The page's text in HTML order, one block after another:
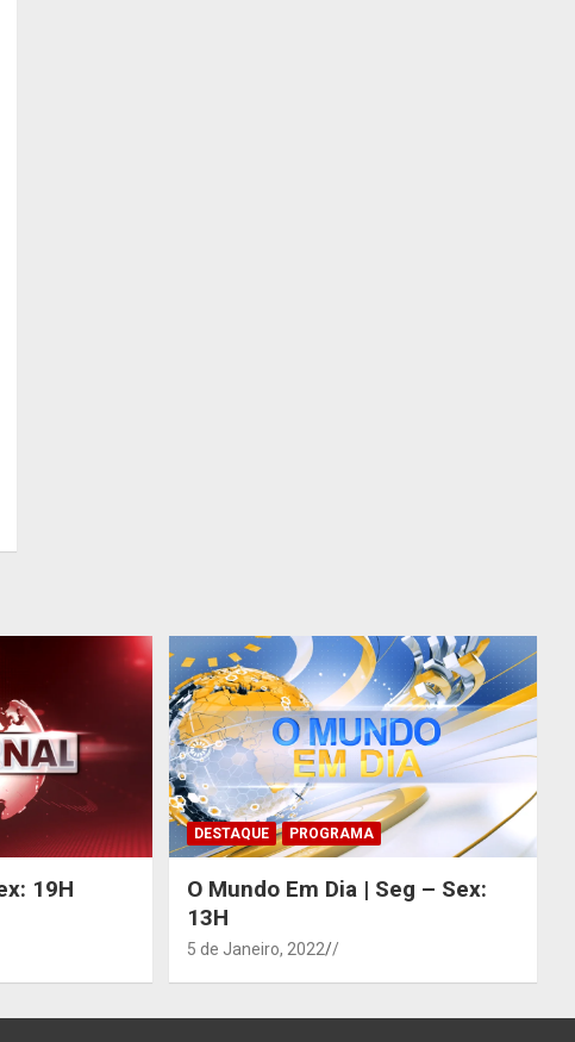
19H
DESTAQUE PROGRAMA
O Mundo Em Dia | Seg – Sex:
13H
5 de Janeiro, 2022 /